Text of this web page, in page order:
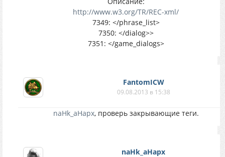
http://www.w3.org/TR/REC-xml/
7349: </phrase_list>
7350: </dialog>>
7351: </game_dialogs>
FantomICW
09.08.2013 в 15:38
naHk_aHapx, проверь закрывающие теги.
naHk_aHapx